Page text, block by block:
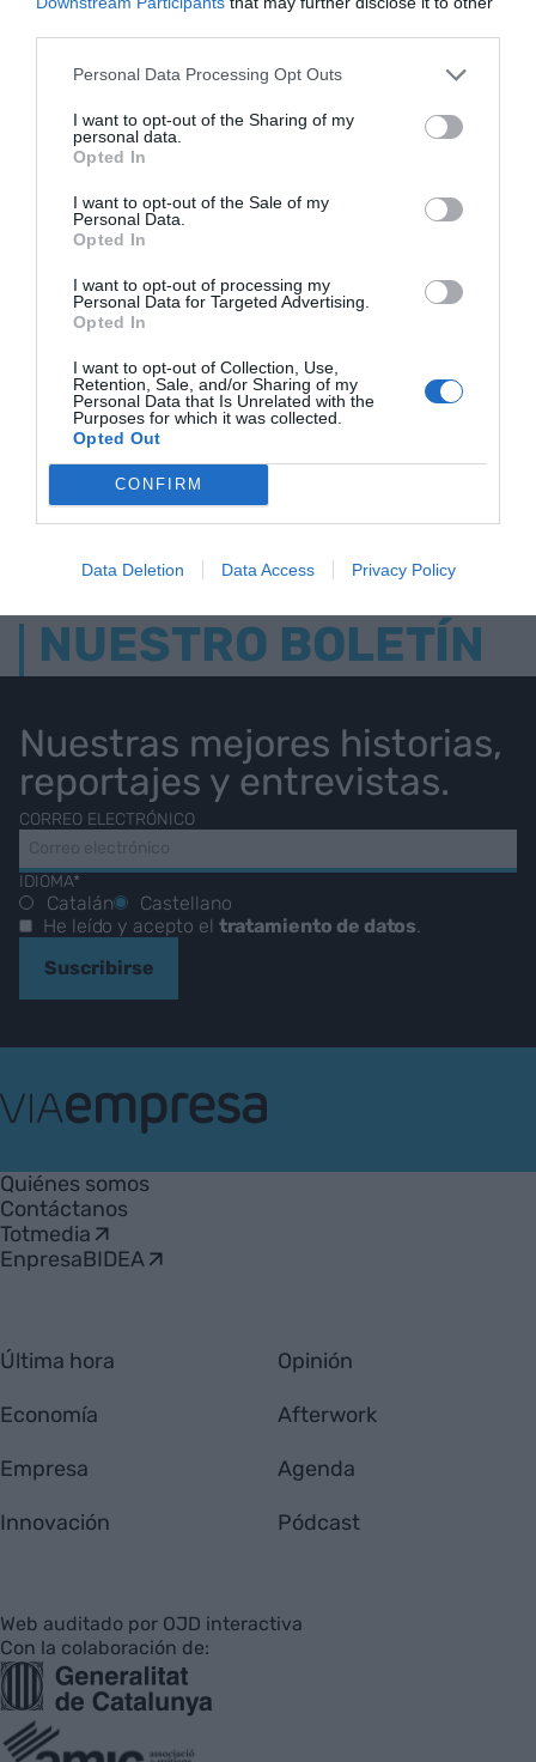
Personal Data Processing Opt Outs
I want to opt-out of the Sharing of my
personal data.
Opted In
I want to opt-out of the Sale of my
Personal Data.
Opted In
I want to opt-out of processing my
Personal Data for Targeted Advertising.
Opted In
I want to opt-out of Collection, Use,
Retention, Sale, and/or Sharing of my
Personal Data that Is Unrelated with the
Purposes for which it was collected.
Opted Out
CONFIRM
Data Deletion Data Access Privacy Policy
El BBVA gana 4.842
MEUR hasta
septiembre, un 47%
BBVA Research
rebaja las
previsiones de
Catalunya
BBVA gana
millones en
primer
LOS MÁS LEÍDOS
HOY DESTACAMOS
NUESTRO BOLETÍN
Nuestras mejores historias,
reportajes y entrevistas.
CORREO ELECTRÓNICO
IDIOMA*
Catalán
Castellano
He leído y acepto el tratamiento de datos.
Suscribirse
Empresa
Quiénes somos
Contáctanos
Totmedia
EnpresaBIDEA
Última hora
Economía
Empresa
Innovación
Opinión
Afterwork
Agenda
Pódcast
Web auditado por OJD interactiva
Con la colaboración de: